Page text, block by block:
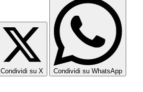
Condividi su X Condividi su WhatsApp